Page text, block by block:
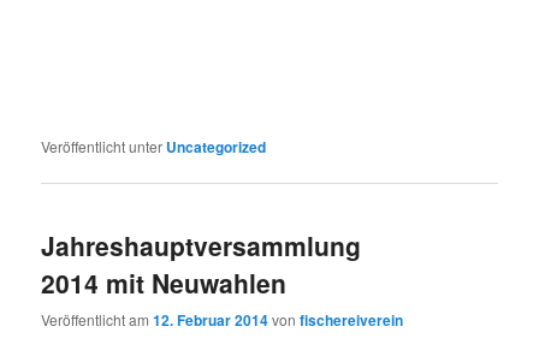
Veröffentlicht unter Uncategorized
Jahreshauptversammlung
2014 mit Neuwahlen
Veröffentlicht am12. Februar 2014vonfischereiverein